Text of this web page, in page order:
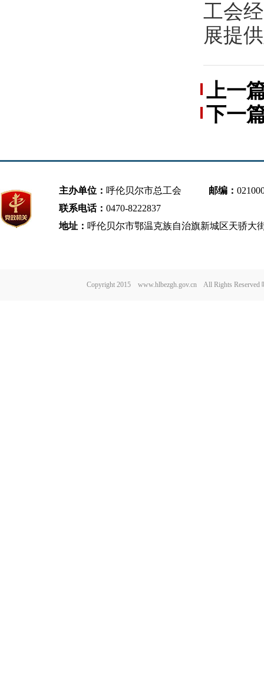
工会
展提
上一
工会
下一
主办单位： 呼伦贝尔市总工会 邮编：
联系电话： 0470-8222837
地址： 呼伦贝尔市鄂温克族自治旗新城区天骄大
Copyright 2015 www.hlbezgh.gov.cn All Rights